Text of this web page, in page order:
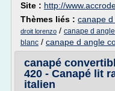
Site : http://
Thèmes liés : canape
droit lorenzo / canape d
blanc / canape d angle
canapé
420 - Canapé lit
italien